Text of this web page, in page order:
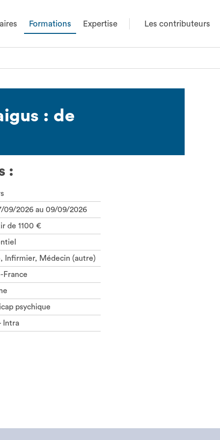
Formations Expertise Les contributeurs
: de
:
09/2026 au 09/09/2026
de 1100 €
Infirmier, Médecin (autre)
France
psychique
Intra